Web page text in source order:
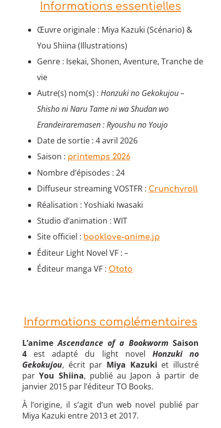
Informations essentielles
Œuvre originale : Miya Kazuki (Scénario) &
You Shiina (Illustrations)
Genre : Isekai, Shonen, Aventure, Tranche de
vie
Autre(s) nom(s) : Honzuki no Gekokujou –
Shisho ni Naru Tame ni wa Shudan wo
Erandeiraremasen : Ryoushu no Youjo
Date de sortie : 4 avril 2026
Saison : printemps 2026
Nombre d’épisodes : 24
Diffuseur streaming VOSTFR : Crunchyroll
Réalisation : Yoshiaki Iwasaki
Studio d’animation : WIT
Site officiel : booklove-anime.jp
Éditeur Light Novel VF : –
Éditeur manga VF : Ototo
Informations complémentaires
L’anime Ascendance of a Bookworm Saison
4 est adapté du light novel Honzuki no
Gekokujou, écrit par Miya Kazuki et illustré
parYou Shiina, publié au Japon à partir de
janvier 2015 par l’éditeur TO Books.
À l’origine, il s’agit d’un web novel publié par
Miya Kazuki entre 2013 et 2017.